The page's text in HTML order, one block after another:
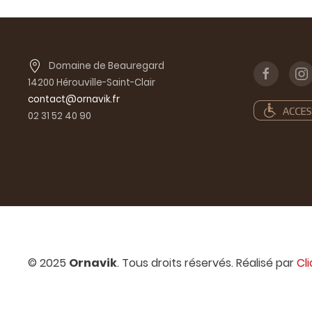
Domaine de Beauregard
14200 Hérouville-Saint-Clair
contact@ornavik.fr
02 31 52 40 90
© 2025 Ornavik. Tous droits réservés. Réalisé par